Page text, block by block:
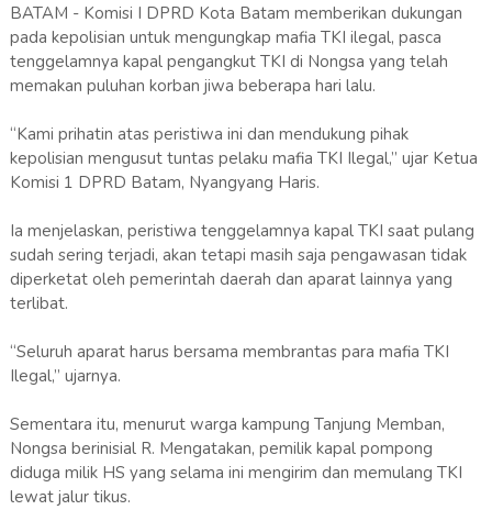
BATAM - Komisi I DPRD Kota Batam memberikan dukungan
pada kepolisian untuk mengungkap mafia TKI ilegal, pasca
tenggelamnya kapal pengangkut TKI di Nongsa yang telah
memakan puluhan korban jiwa beberapa hari lalu.
“Kami prihatin atas peristiwa ini dan mendukung pihak
kepolisian mengusut tuntas pelaku mafia TKI Ilegal,” ujar Ketua
Komisi 1 DPRD Batam, Nyangyang Haris.
Ia menjelaskan, peristiwa tenggelamnya kapal TKI saat pulang
sudah sering terjadi, akan tetapi masih saja pengawasan tidak
diperketat oleh pemerintah daerah dan aparat lainnya yang
terlibat.
“Seluruh aparat harus bersama membrantas para mafia TKI
Ilegal,” ujarnya.
Sementara itu, menurut warga kampung Tanjung Memban,
Nongsa berinisial R. Mengatakan, pemilik kapal pompong
diduga milik HS yang selama ini mengirim dan memulang TKI
lewat jalur tikus.